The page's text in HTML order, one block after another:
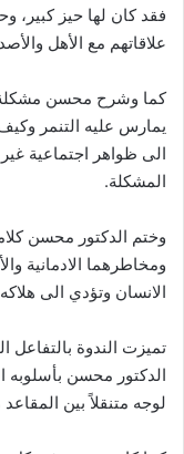
فقد كان لها حيز كبير،
علاقاتهم مع الأهل
كما وشرح محسن مشكلة
يمارس عليه التنمر
الى ظواهر اجتماعية
المشكلة.
وختم الدكتور محسن
ومخاطرهما الادمانية
الانسان وتؤدي الى
تميزت الندوة بالتفاعل
الدكتور محسن بأسلوبه
لوجه متنقلاً بين